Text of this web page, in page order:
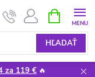
HĽADAŤ
KOŠÍK
za 119 € 🔥